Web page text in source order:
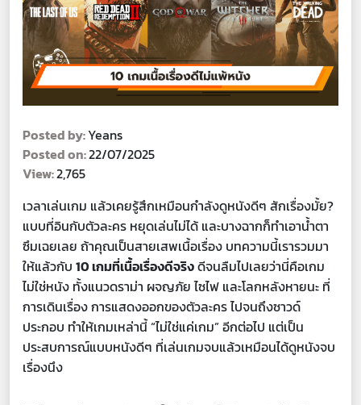
Posted by:Yeans
Posted on:22/07/2025
View:2,765
เวลาเล่นเกม แล้วเคยรู้สึกเหมือนกำลังดูหนังดีๆ สักเรื่องมั้ย?
แบบที่อินกับตัวละคร หยุดเล่นไม่ได้ และบางฉากก็ทำเอาน้ำตา
ซึมเฉยเลย ถ้าคุณเป็นสายเสพเนื้อเรื่อง บทความนี้เรารวมมา
ให้แล้วกับ 10 เกมที่เนื้อเรื่องดีจริงดีจนลืมไปเลยว่านี่คือเกม
ไม่ใช่หนัง ทั้งแนวดราม่า ผจญภัย ไซไฟ และโลกหลังหายนะ ที่
การเดินเรื่อง การแสดงออกของตัวละคร ไปจนถึงซาวด์
ประกอบ ทำให้เกมเหล่านี้ “ไม่ใช่แค่เกม” อีกต่อไป แต่เป็น
ประสบการณ์แบบหนังดีๆ ที่เล่นเกมจบแล้วเหมือนได้ดูหนังจบ
เรื่องนึง